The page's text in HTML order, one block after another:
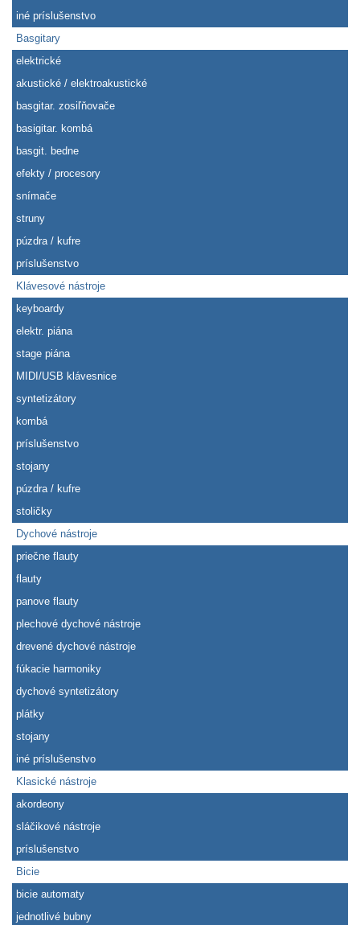
iné príslušenstvo
Basgitary
elektrické
akustické / elektroakustické
basgitar. zosiľňovače
basigitar. kombá
basgit. bedne
efekty / procesory
snímače
struny
púzdra / kufre
príslušenstvo
Klávesové nástroje
keyboardy
elektr. piána
stage piána
MIDI/USB klávesnice
syntetizátory
kombá
príslušenstvo
stojany
púzdra / kufre
stoličky
Dychové nástroje
priečne flauty
flauty
panove flauty
plechové dychové nástroje
drevené dychové nástroje
fúkacie harmoniky
dychové syntetizátory
plátky
stojany
iné príslušenstvo
Klasické nástroje
akordeony
sláčikové nástroje
príslušenstvo
Bicie
bicie automaty
jednotlivé bubny